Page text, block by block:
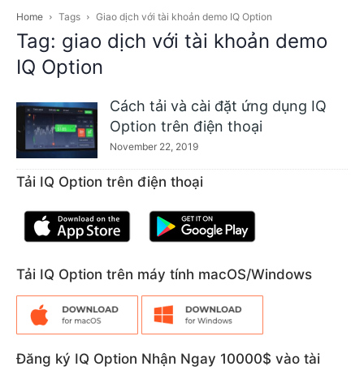
Home Tags Giao dịch với tài khoản demo IQ Option
Tag: giao dịch với tài khoản demo
IQ Option
Cách tải và cài đặt ứng dụng IQ
Option trên điện thoại
November 22, 2019
Tải IQ Option trên điện thoại
Tải IQ Option trên máy tính macOS/Windows
Đăng ký IQ Option Nhận Ngay 10000$ vào tài